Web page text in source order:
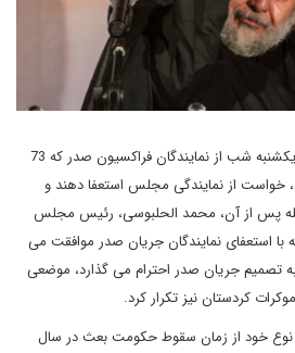
مقتدی صدر یکشنبه شب از نمایندگان فراکسیون صدر که 73
خواست از نمایندگی مجلس استعفا دهند و
پس از آن، محمد الحلبوسی، رئیس مجلس
با استعفای نمایندگان جریان صدر موافقت می
تصمیم جریان صدر احترام می گذارد، موضعی
کردستان نیز تکرار کرد.
نوع خود از زمان سقوط حکومت بعث در سال